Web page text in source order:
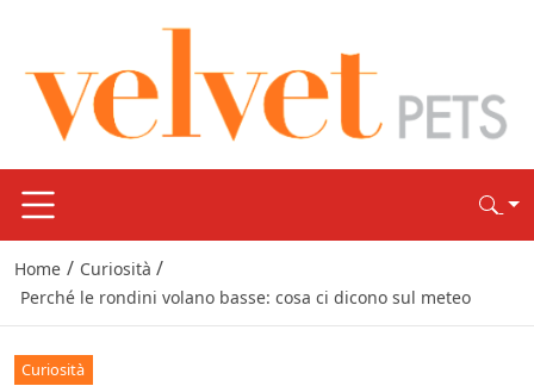
Home / Curiosità /
Perché le rondini volano basse: cosa ci dicono sul meteo
Curiosità